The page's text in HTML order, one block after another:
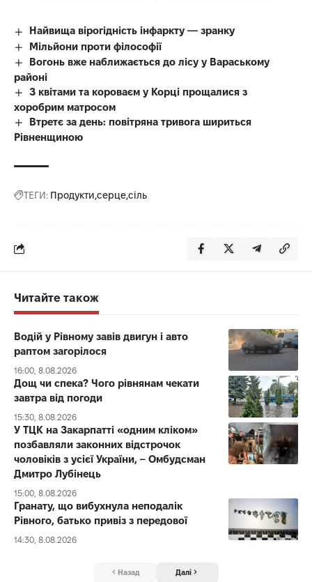
Найвища вірогідність інфаркту — зранку
Мільйони проти філософії
Вогонь вже наближається до лісу у Вараському
районі
З квітами та короваєм у Корці прощалися з
хоробрим матросом
Втретє за день: повітряна тривога шириться
Рівненщиною
ТЕГИ: Продукти серцесіль
Читайте також
Водій у Рівному завів двигун і авто
раптом загорілося
16:00, 8.08.2026
Дощ чи спека? Чого рівнянам чекати
завтра від погоди
15:30, 8.08.2026
У ТЦК на Закарпатті «одним кліком»
позбавляли законних відстрочок
чоловіків з усієї України, – Омбудсман
Дмитро Лубінець
15:00, 8.08.2026
Гранату, що вибухнула неподалік
Рівного, батько привіз з передової
14:30, 8.08.2026
Назад Далі